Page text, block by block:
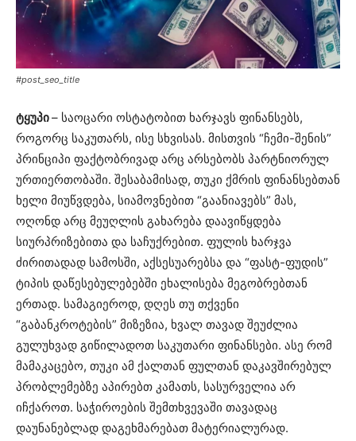
#post_seo_title
ტყუპი– საოცარი ოსტატობით ხარჯავს ფინანსებს,
როგორც საკუთარს, ისე სხვისას. მისთვის “ჩემი-შენის”
პრინციპი ფაქტობრივად არც არსებობს პარტნიორულ
ურთიერთობაში. შესაბამისად, თუკი ქმრის ფინანსებთან
ხელი მიუწვდება, სიამოვნებით “გაანიავებს” მას,
ოღონდ არც მეუღლის გახარება დაავიწყდება
სიურპრიზებითა და საჩუქრებით. ფულის ხარჯვა
ძირითადად სამოსში, აქსესუარებსა და “ფასტ-ფუდის”
ტიპის დაწესებულებებში ეხალისება მეგობრებთან
ერთად. სამაგიეროდ, დღეს თუ თქვენი
“გაბანკროტების” მიზეზია, ხვალ თავად შეუძლია
გულუხვად გიწილადოთ საკუთარი ფინანსები. ასე რომ
მამაკაცებო, თუკი ამ ქალთან ფულთან დაკავშირებულ
პრობლემებზე აპირებთ კამათს, სასურველია არ
იჩქაროთ. საჭიროების შემთხვევაში თავადაც
დაუნანებლად დაგეხმარებათ მატერიალურად.